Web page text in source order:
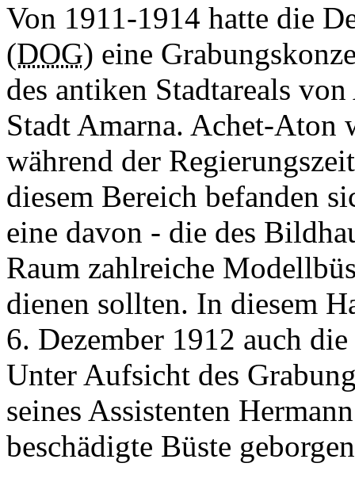
Von 1911-1914 hatte die
(DOG) eine
des antiken Stadtareals
Stadt Amarna. Achet-Aton
während der
diesem Bereich befanden
eine davon - die des
Raum zahlreiche
dienen sollten. In diesem
6. Dezember 1912 auch
Unter Aufsicht des
seines Assistenten
beschädigte Büste